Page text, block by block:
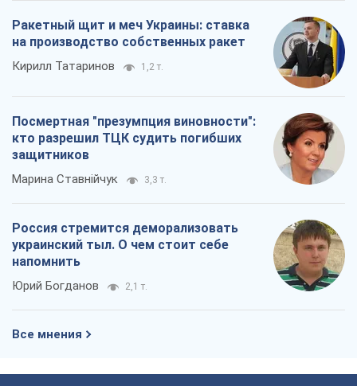
Ракетный щит и меч Украины: ставка
на производство собственных ракет
Кирилл Татаринов 1,2 т.
Посмертная "презумпция виновности":
кто разрешил ТЦК судить погибших
защитников
Марина Ставнійчук 3,3 т.
Россия стремится деморализовать
украинский тыл. О чем стоит себе
напомнить
Юрий Богданов 2,1 т.
Все мнения